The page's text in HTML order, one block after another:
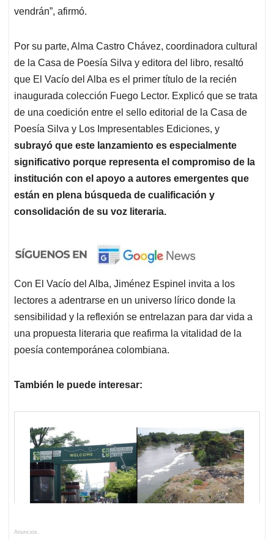
vendrán”, afirmó.
Por su parte, Alma Castro Chávez, coordinadora cultural
de la Casa de Poesía Silva y editora del libro, resaltó
que El Vacío del Alba es el primer título de la recién
inaugurada colección Fuego Lector. Explicó que se trata
de una coedición entre el sello editorial de la Casa de
Poesía Silva y Los Impresentables Ediciones, y
subrayó que este lanzamiento es especialmente
significativo porque representa el compromiso de la
institución con el apoyo a autores emergentes que
están en plena búsqueda de cualificación y
consolidación de su voz literaria.
Con El Vacío del Alba, Jiménez Espinel invita a los
lectores a adentrarse en un universo lírico donde la
sensibilidad y la reflexión se entrelazan para dar vida a
una propuesta literaria que reafirma la vitalidad de la
poesía contemporánea colombiana.
También le puede interesar:
Anuncios.